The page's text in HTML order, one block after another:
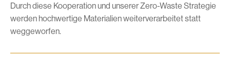
Durch diese Kooperation und unserer Zero-Waste Strategie
werden hochwertige Materialien weiterverarbeitet statt
weggeworfen.